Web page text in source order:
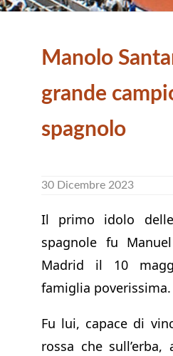
Manolo
grande
spagnolo
30 Dicembre 2023
Il primo idolo
spagnole fu
Madrid il 10
famiglia poverissima.
Fu lui, capace di
rossa che